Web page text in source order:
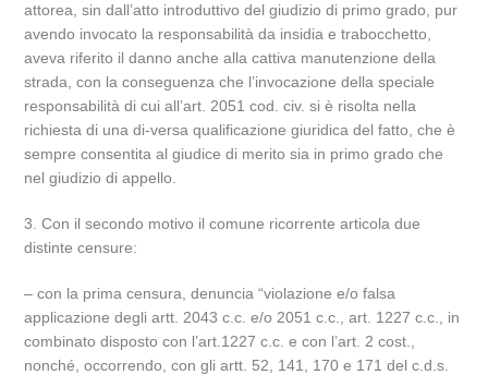
attorea, sin dall’atto introduttivo del giudizio di primo grado, pur
avendo invocato la responsabilità da insidia e trabocchetto,
aveva riferito il danno anche alla cattiva manutenzione della
strada, con la conseguenza che l’invocazione della speciale
responsabilità di cui all’art. 2051 cod. civ. si è risolta nella
richiesta di una di-versa qualificazione giuridica del fatto, che è
sempre consentita al giudice di merito sia in primo grado che
nel giudizio di appello.
3. Con il secondo motivo il comune ricorrente articola due
distinte censure:
– con la prima censura, denuncia “violazione e/o falsa
applicazione degli artt. 2043 c.c. e/o 2051 c.c., art. 1227 c.c., in
combinato disposto con l’art.1227 c.c. e con l’art. 2 cost.,
nonché, occorrendo, con gli artt. 52, 141, 170 e 171 del c.d.s.